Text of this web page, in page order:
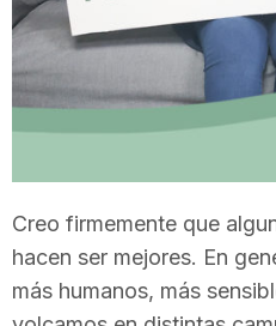
r
g
Creo firmemente que
hacen ser mejores. En
más humanos, más